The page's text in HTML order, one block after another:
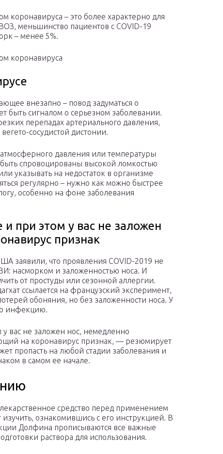
коронавируса – это более характерно для
меньшинство пациентов с COVID-19
– менее 5%.
коронавируса
внезапно – повод задуматься о
быть сигналом о серьезном заболевании.
перепадах артериального давления,
сосудистой дистонии.
давления или температуры
спровоцированы высокой ломкостью
указывать на недостаток в организме
регулярно – нужно как можно быстрее
особенно на фоне заболевания
при этом у вас не заложен
признак
заявили, что проявления COVID-2019 не
насморком и заложенностью носа. И
от простуды или сезонной аллергии.
ссылается на французский эксперимент,
обоняния, но без заложенности носа. У
инфекцию.
вас не заложен нос, немедленно
на коронавирус признак, — резюмирует
пропасть на любой стадии заболевания и
в самом ее начале.
средство перед применением
изучить, ознакомившись с его инструкцией. В
Долфина прописываются все важные
раствора для использования.